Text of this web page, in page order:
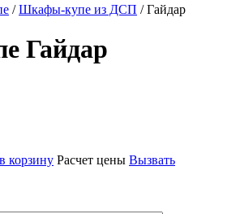
/Шкафы-купе из ДСП / Гайдар
Гайдар
корзину Расчет цены Вызвать